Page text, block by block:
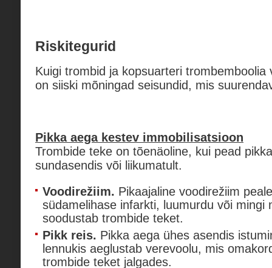
Riskitegurid
Kuigi trombid ja kopsuarteri trombemboolia
on siiski mõningad seisundid, mis
Pikka aega kestev immobilisatsioon
Trombide teke on tõenäoline, kui pead
sundasendis või liikumatult.
Voodirežiim. Pikaajaline voodirežiim
südamelihase infarkti, luumurdu või mingi
soodustab trombide teket.
Pikk reis. Pikka aega ühes asendis
lennukis aeglustab verevoolu, mis
trombide teket jalgades.